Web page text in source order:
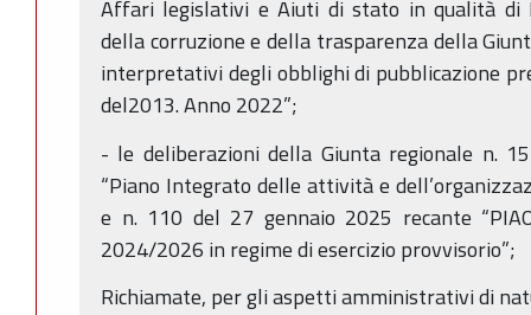
Affari legislativi e Aiuti di stato in qualità di
della corruzione e della trasparenza della
interpretativi degli obblighi di pubblicazione
del2013. Anno 2022”;
- le deliberazioni della Giunta regionale n.
“Piano Integrato delle attività e
e n. 110 del 27 gennaio 2025 recante
2024/2026 in regime di esercizio provvisorio”;
Richiamate, per gli aspetti amministrativi di